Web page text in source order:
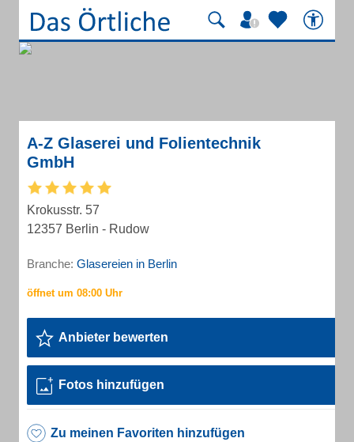
A-Z Glaserei und Folientechnik
GmbH
Krokusstr. 57
12357 Berlin - Rudow
Branche: Glasereien in Berlin
Anbieter bewerten
Fotos hinzufügen
Zu meinen Favoriten hinzufügen